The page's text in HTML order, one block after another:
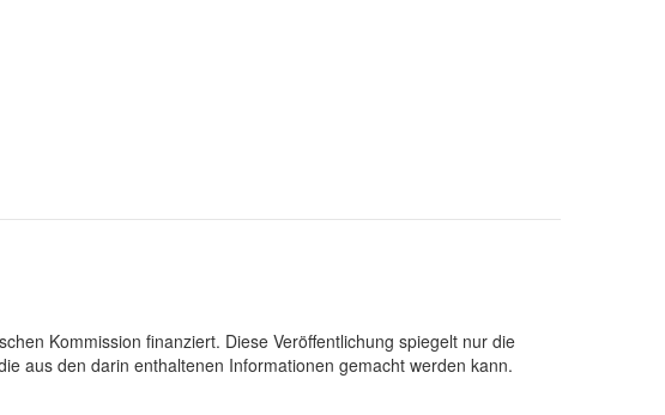
Kommission finanziert. Diese Veröffentlichung spiegelt nur die
aus den darin enthaltenen Informationen gemacht werden kann.